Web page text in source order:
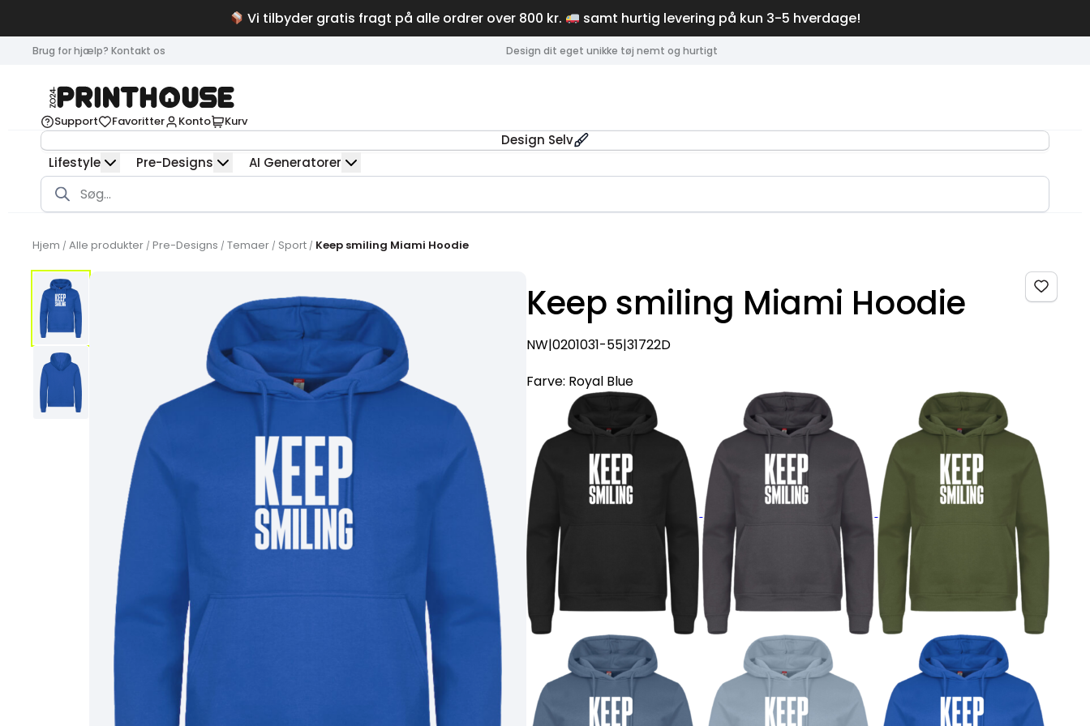
Vi tilbyder gratis fragt på alle ordrer over 800 kr. samt hurtig levering på kun 3-5 hverdage!
Brug for hjælp? Kontakt os Design dit eget unikke tøj nemt og hurtigt
Support Favoritter Konto Kurv
Design Selv
Lifestyle
Pre-Designs AI Generatorer
Products
search
Hjem / Alle produkter / Pre-Designs / Temaer / Sport / Keep smiling Miami Hoodie
Keep smiling Miami Hoodie
NW|0201031-55|31722D
Farve: Royal Blue